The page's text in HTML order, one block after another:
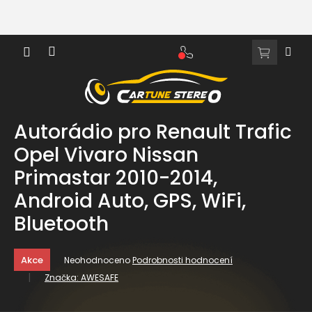
obsah
NÁKUPNÍ
Autorádio pro Renault Trafic
Opel Vivaro Nissan
Primastar 2010-2014,
Android Auto, GPS, WiFi,
Bluetooth
Akce
Průměrné
hodnocení
produktu
NeohodnocenoPodrobnosti hodnocení
Značka: AWESAFE